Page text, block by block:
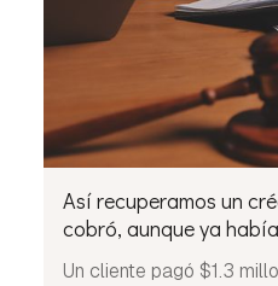
Así recuperamos un
cobró, aunque ya
Un cliente pagó $1.3